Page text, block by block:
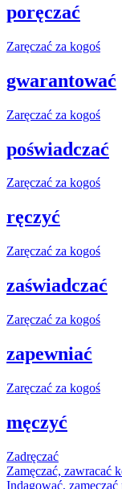
poręczać
Zaręczać za kogoś
gwarantować
Zaręczać za kogoś
poświadczać
Zaręczać za kogoś
ręczyć
Zaręczać za kogoś
zaświadczać
Zaręczać za kogoś
zapewniać
Zaręczać za kogoś
męczyć
Zadręczać
Zamęczać, zawracać
Indagować, zamęczać